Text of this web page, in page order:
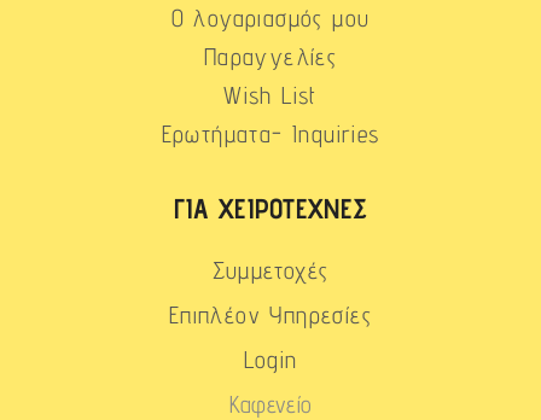
Ο λογαριασμός μου
Παραγγελίες
Wish List
Ερωτήματα- Inquiries
ΓΙΑ ΧΕΙΡΟΤΈΧΝΕΣ
Συμμετοχές
Επιπλέον Υπηρεσίες
Login
Καφενείο